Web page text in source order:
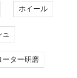
ホイール
ーター研磨